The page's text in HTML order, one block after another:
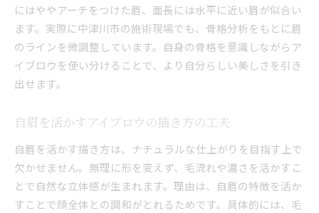
立体感を出すアイブロウのぼかしテク
自然な毛流れを再現するアイブロウ技
アイブロウでナチュラル眉を作る秘訣
素肌に馴染むアイブロウの選び方とは
理想の眉を叶えるアイブロウの活用術
長持ちするアイブロウメイクのコツ
輪郭が美しい眉を作る描き方の工夫
トレンド感を取り入れたアイブロウ術
にはややアーチをつけた眉、面長には水平に近い眉が似合い
ます。実際に中津川市の施術現場でも、骨格分析をもとに眉
のラインを微調整しています。自身の骨格を意識しながらア
イブロウを使い分けることで、より自分らしい美しさを引き
出せます。
自眉を活かすアイブロウの描き方の工夫
自眉を活かす描き方は、ナチュラルな仕上がりを目指す上で
欠かせません。無理に形を変えず、毛流れや濃さを活かすこ
とで自然な立体感が生まれます。理由は、自眉の特徴を活か
すことで顔全体との調和がとれるためです。具体的には、毛